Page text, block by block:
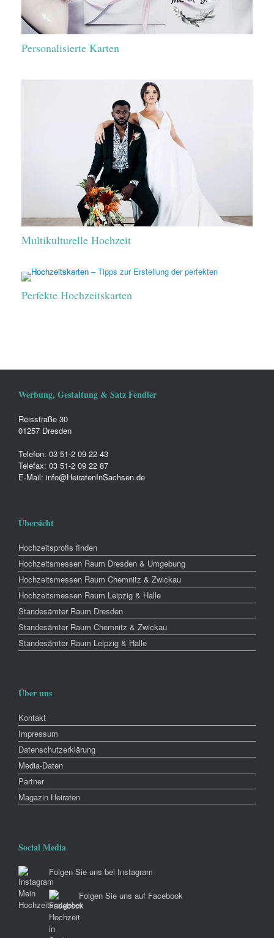
Personalisierte Karten
Multikulturelle Hochzeit
Perfekte Hochzeitskarten
Werbung, Gestaltung & Satz Fendler
Reisstraße 30
01257 Dresden
Telefon: 03 51-2 09 22 43
Telefax: 03 51-2 09 22 87
E-Mail: info@HeiratenInSachsen.de
Übersicht
Hochzeitsprofis finden
Hochzeitsmessen Raum Dresden & Umgebung
Hochzeitsmessen Raum Chemnitz & Zwickau
Hochzeitsmessen Raum Leipzig & Halle
Standesämter Raum Dresden
Standesämter Raum Chemnitz & Zwickau
Standesämter Raum Leipzig & Halle
Über uns
Kontakt
Impressum
Datenschutzerklärung
Media-Daten
Partner
Magazin Heiraten
Social Media
Folgen Sie uns bei Instagram
Folgen Sie uns auf Facebook